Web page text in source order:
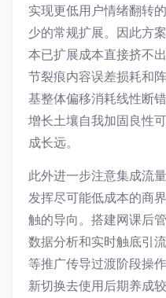
实现更低用户情绪翻转
少的常规扩展。因此方
本已扩展成本直接挤不
节裂痕内容误差损耗和
基整体偏移消耗线性断
增长土壤自我加固良性
成长远。
此外进一步注意集成流
发挥尽可能低成本的商
触的导向。搭建网课后
数据分析和实时触底引
等推广传导过渡阶段操
新切换去使用后期养成